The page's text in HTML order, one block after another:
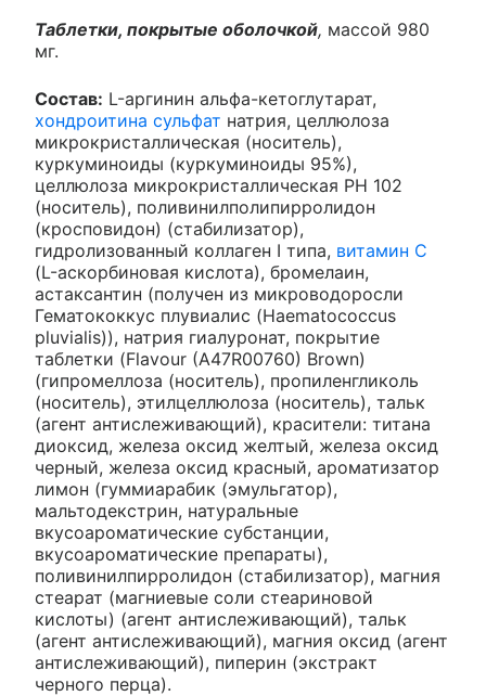
Таблетки, покрытые оболочкой, массой 980
мг.
Состав: L-аргинин альфа-кетоглутарат,
хондроитина сульфат натрия, целлюлоза
микрокристаллическая (носитель),
куркуминоиды (куркуминоиды 95%),
целлюлоза микрокристаллическая PH 102
(носитель), поливинилполипирролидон
(кросповидон) (стабилизатор),
гидролизованный коллаген I типа, витамин C
(L-аскорбиновая кислота), бромелаин,
астаксантин (получен из микроводоросли
Гематококкус плувиалис (Haematococcus
pluvialis)), натрия гиалуронат, покрытие
таблетки (Flavour (A47R00760) Brown)
(гипромеллоза (носитель), пропиленгликоль
(носитель), этилцеллюлоза (носитель), тальк
(агент антислеживающий), красители: титана
диоксид, железа оксид желтый, железа оксид
черный, железа оксид красный, ароматизатор
лимон (гуммиарабик (эмульгатор),
мальтодекстрин, натуральные
вкусоароматические субстанции,
вкусоароматические препараты),
поливинилпирролидон (стабилизатор), магния
стеарат (магниевые соли стеариновой
кислоты) (агент антислеживающий), тальк
(агент антислеживающий), магния оксид (агент
антислеживающий), пиперин (экстракт
черного перца).